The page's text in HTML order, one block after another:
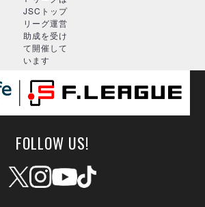
JSCトップ
リーグ運営
助成を受け
て開催して
います
FOLLOW US!